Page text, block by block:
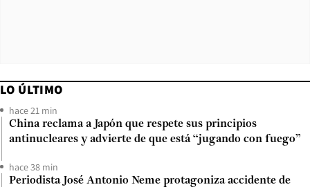
LO ÚLTIMO
hace 21 min
China reclama a Japón que respete sus principios
antinucleares y advierte de que está “jugando con fuego”
hace 38 min
Periodista José Antonio Neme protagoniza accidente de